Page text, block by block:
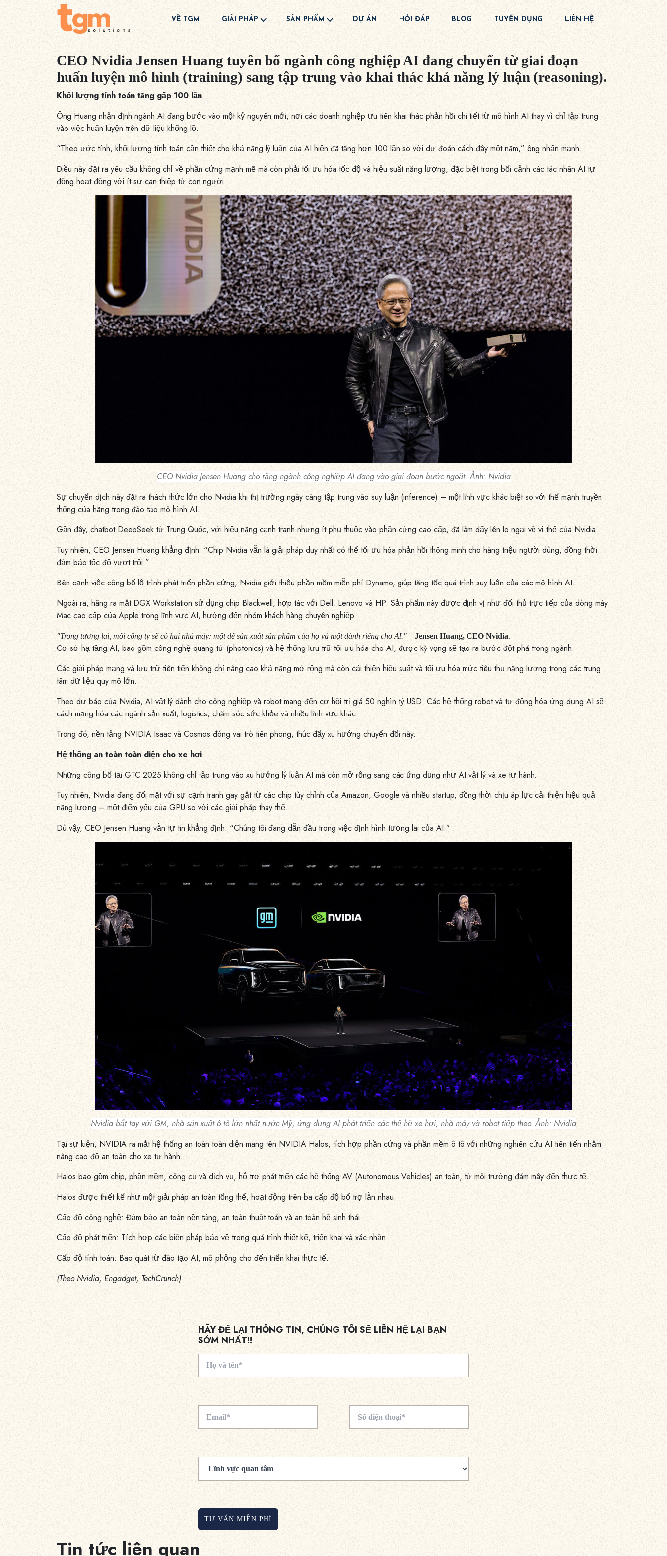
VỀ TGM GIẢI PHÁP SẢN PHẨM DỰ ÁN HỎI ĐÁP BLOG TUYỂN DỤNG LIÊN HỆ
CEO Nvidia Jensen Huang tuyên bố ngành công nghiệp AI đang chuyển từ giai đoạn
huấn luyện mô hình (training) sang tập trung vào khai thác khả năng lý luận (reasoning).
Khối lượng tính toán tăng gấp 100 lần
Ông Huang nhận định ngành AI đang bước vào một kỷ nguyên mới, nơi các doanh nghiệp ưu tiên khai thác phản hồi chi tiết từ mô hình AI thay vì chỉ tập trung
vào việc huấn luyện trên dữ liệu khổng lồ.
“Theo ước tính, khối lượng tính toán cần thiết cho khả năng lý luận của AI hiện đã tăng hơn 100 lần so với dự đoán cách đây một năm,” ông nhấn mạnh.
Điều này đặt ra yêu cầu không chỉ về phần cứng mạnh mẽ mà còn phải tối ưu hóa tốc độ và hiệu suất năng lượng, đặc biệt trong bối cảnh các tác nhân AI tự
động hoạt động với ít sự can thiệp từ con người.
CEO Nvidia Jensen Huang cho rằng ngành công nghiệp AI đang vào giai đoạn bước ngoặt. Ảnh: Nvidia
Sự chuyển dịch này đặt ra thách thức lớn cho Nvidia khi thị trường ngày càng tập trung vào suy luận (inference) – một lĩnh vực khác biệt so với thế mạnh truyền
thống của hãng trong đào tạo mô hình AI.
Gần đây, chatbot DeepSeek từ Trung Quốc, với hiệu năng cạnh tranh nhưng ít phụ thuộc vào phần cứng cao cấp, đã làm dấy lên lo ngại về vị thế của Nvidia.
Tuy nhiên, CEO Jensen Huang khẳng định: “Chip Nvidia vẫn là giải pháp duy nhất có thể tối ưu hóa phản hồi thông minh cho hàng triệu người dùng, đồng thời
đảm bảo tốc độ vượt trội.”
Bên cạnh việc công bố lộ trình phát triển phần cứng, Nvidia giới thiệu phần mềm miễn phí Dynamo, giúp tăng tốc quá trình suy luận của các mô hình AI.
Ngoài ra, hãng ra mắt DGX Workstation sử dụng chip Blackwell, hợp tác với Dell, Lenovo và HP. Sản phẩm này được định vị như đối thủ trực tiếp của dòng máy
Mac cao cấp của Apple trong lĩnh vực AI, hướng đến nhóm khách hàng chuyên nghiệp.
"Trong tương lai, mỗi công ty sẽ có hai nhà máy: một để sản xuất sản phẩm của họ và một dành riêng cho AI."–Jensen Huang, CEO Nvidia.
Cơ sở hạ tầng AI, bao gồm công nghệ quang tử (photonics) và hệ thống lưu trữ tối ưu hóa cho AI, được kỳ vọng sẽ tạo ra bước đột phá trong ngành.
Các giải pháp mạng và lưu trữ tiên tiến không chỉ nâng cao khả năng mở rộng mà còn cải thiện hiệu suất và tối ưu hóa mức tiêu thụ năng lượng trong các trung
tâm dữ liệu quy mô lớn.
Theo dự báo của Nvidia, AI vật lý dành cho công nghiệp và robot mang đến cơ hội trị giá 50 nghìn tỷ USD. Các hệ thống robot và tự động hóa ứng dụng AI sẽ
cách mạng hóa các ngành sản xuất, logistics, chăm sóc sức khỏe và nhiều lĩnh vực khác.
Trong đó, nền tảng NVIDIA Isaac và Cosmos đóng vai trò tiên phong, thúc đẩy xu hướng chuyển đổi này.
Hệ thống an toàn toàn diện cho xe hơi
Những công bố tại GTC 2025 không chỉ tập trung vào xu hướng lý luận AI mà còn mở rộng sang các ứng dụng như AI vật lý và xe tự hành.
Tuy nhiên, Nvidia đang đối mặt với sự cạnh tranh gay gắt từ các chip tùy chỉnh của Amazon, Google và nhiều startup, đồng thời chịu áp lực cải thiện hiệu quả
năng lượng – một điểm yếu của GPU so với các giải pháp thay thế.
Dù vậy, CEO Jensen Huang vẫn tự tin khẳng định: “Chúng tôi đang dẫn đầu trong việc định hình tương lai của AI.”
Nvidia bắt tay với GM, nhà sản xuất ô tô lớn nhất nước Mỹ, ứng dụng AI phát triển các thế hệ xe hơi, nhà máy và robot tiếp theo. Ảnh: Nvidia
Tại sự kiện, NVIDIA ra mắt hệ thống an toàn toàn diện mang tên NVIDIA Halos, tích hợp phần cứng và phần mềm ô tô với những nghiên cứu AI tiên tiến nhằm
nâng cao độ an toàn cho xe tự hành.
Halos bao gồm chip, phần mềm, công cụ và dịch vụ, hỗ trợ phát triển các hệ thống AV (Autonomous Vehicles) an toàn, từ môi trường đám mây đến thực tế.
Halos được thiết kế như một giải pháp an toàn tổng thể, hoạt động trên ba cấp độ bổ trợ lẫn nhau:
Cấp độ công nghệ: Đảm bảo an toàn nền tảng, an toàn thuật toán và an toàn hệ sinh thái.
Cấp độ phát triển: Tích hợp các biện pháp bảo vệ trong quá trình thiết kế, triển khai và xác nhận.
Cấp độ tính toán: Bao quát từ đào tạo AI, mô phỏng cho đến triển khai thực tế.
(Theo Nvidia, Engadget, TechCrunch)
HÃY ĐỂ LẠI THÔNG TIN, CHÚNG TÔI SẼ LIÊN HỆ LẠI BẠN
SỚM NHẤT!!
TƯ VẤN MIỄN PHÍ
Tin tức liên quan